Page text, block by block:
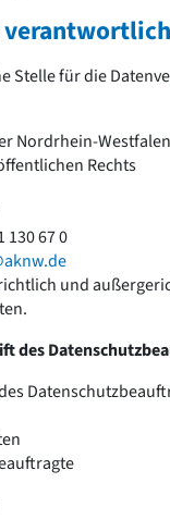
Stelle für die
Nordrhein-Westfalen
Rechts
130 67 0
und
des